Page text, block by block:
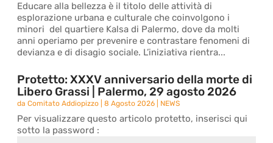
Educare alla bellezza è il titolo delle attività di
esplorazione urbana e culturale che coinvolgono i
minori del quartiere Kalsa di Palermo, dove da molti
anni operiamo per prevenire e contrastare fenomeni di
devianza e di disagio sociale. L’iniziativa rientra...
Protetto: XXXV anniversario della morte di
Libero Grassi | Palermo, 29 agosto 2026
daComitato Addiopizzo |8 Agosto 2026 NEWS
Per visualizzare questo articolo protetto, inserisci qui
sotto la password :